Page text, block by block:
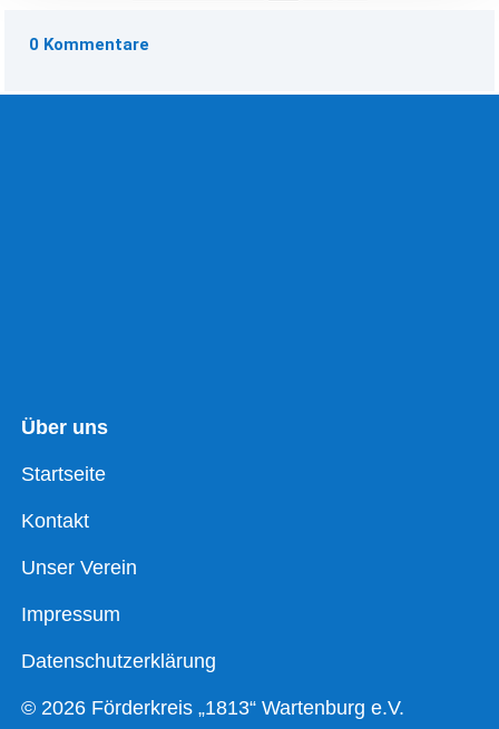
0 Kommentare
Über uns
Startseite
Kontakt
Unser Verein
Impressum
Datenschutzerklärung
© 2026 Förderkreis „1813“ Wartenburg e.V.